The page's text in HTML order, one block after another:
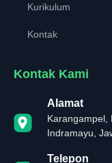
Kurikulum
Kontak
Kontak Kami
Alamat
Karangampel,
Indramayu,
Telepon